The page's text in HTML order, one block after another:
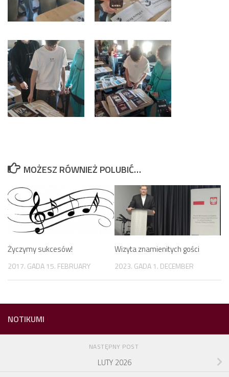
MOŻESZ RÓWNIEŻ POLUBIĆ…
Życzymy sukcesów!
2017. GADA 15. FEBRUARY
Wizyta znamienitych gości
2023. GADA 1. DECEMBER
NOTIKUMI
NASTĘPNY POST
LUTY 2026